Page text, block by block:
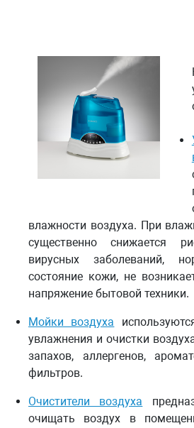
влажности воздуха. При
существенно снижается
вирусных заболеваний,
состояние кожи, не
напряжение бытовой техники.
Мойки воздуха
увлажнения и очистки
запахов, аллергенов,
фильтров.
Очистители воздуха
очищать воздух в